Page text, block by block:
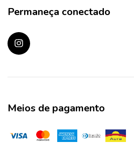
Permaneça conectado
Meios de pagamento